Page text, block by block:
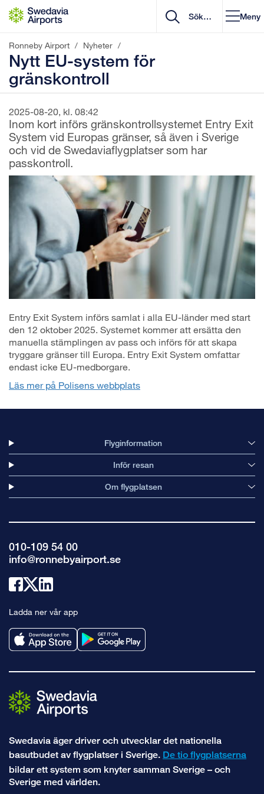
Gå till innehåll
Meny
Ronneby Airport / Nyheter /
Nytt EU-system för
gränskontroll
2025-08-20, kl. 08:42
Inom kort införs gränskontrollsystemet Entry Exit
System vid Europas gränser, så även i Sverige
och vid de Swedaviaflygplatser som har
passkontroll.
Entry Exit System införs samlat i alla EU-länder med start
den 12 oktober 2025. Systemet kommer att ersätta den
manuella stämplingen av pass och införs för att skapa
tryggare gränser till Europa. Entry Exit System omfattar
endast icke EU-medborgare.
Läs mer på Polisens webbplats
Flyginformation
Inför resan
Om flygplatsen
010-109 54 00
info@ronnebyairport.se
Länk
facebook
Länk
x
linkedin
Ladda ner vår app
Swedavia äger driver och utvecklar det nationella
basutbudet av flygplatser i Sverige. De tio flygplatserna
bildar ett system som knyter samman Sverige – och
Sverige med världen.